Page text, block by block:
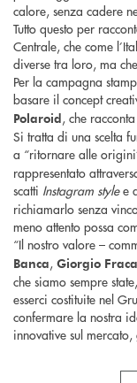
calore, senza cadere
Tutto questo per
Centrale, che come
diverse tra loro, ma
Per la campagna
basare il concept
Polaroid, che
Si tratta di una scelta
a “ritornare alle
rappresentato
scatti Instagram stylee
richiamarlo senza
meno attento possa
“Il nostro valore –
Banca, Giorgio
che siamo sempre
esserci costituite nel
confermare la nostra
innovative sul